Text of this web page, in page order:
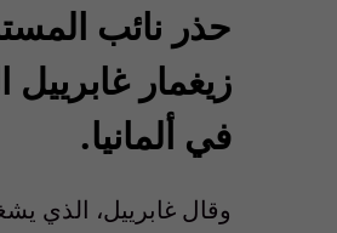
حذر نائب
زيغمار
في ألمانيا.
وقال غابرييل، الذي